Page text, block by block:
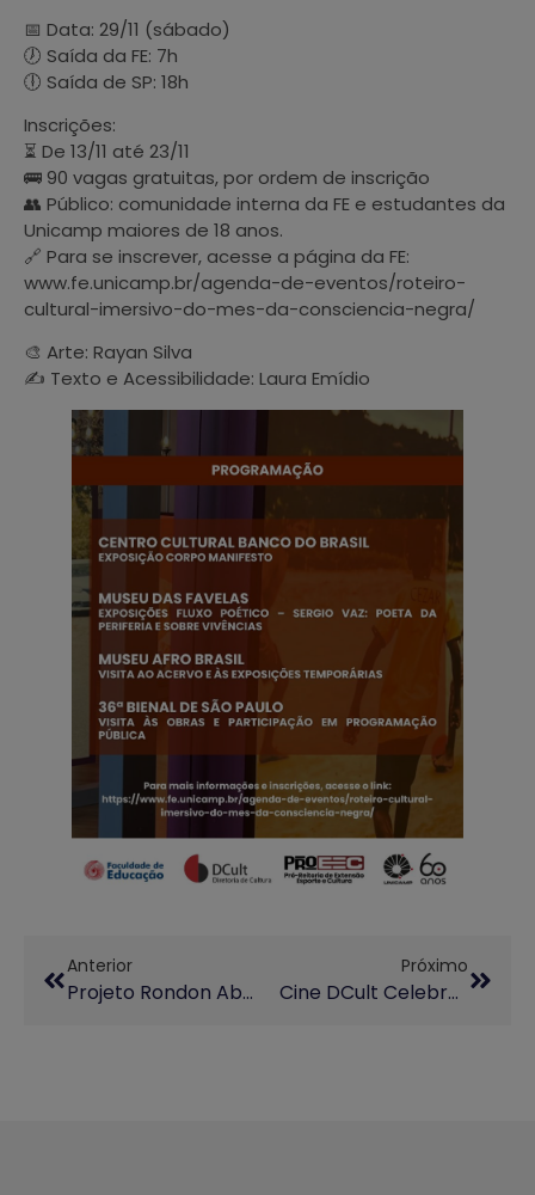
📅 Data: 29/11 (sábado)
🕖 Saída da FE: 7h
🕕 Saída de SP: 18h
Inscrições:
⏳ De 13/11 até 23/11
🚌 90 vagas gratuitas, por ordem de inscrição
👥 Público: comunidade interna da FE e estudantes da
Unicamp maiores de 18 anos.
🔗 Para se inscrever, acesse a página da FE:
www.fe.unicamp.br/agenda-de-eventos/roteiro-
cultural-imersivo-do-mes-da-consciencia-negra/
🎨 Arte: Rayan Silva
✍️ Texto e Acessibilidade: Laura Emídio
Anterior
Projeto Rondon Abre Inscrições Para A Operação Carmibó
Próximo
Cine DCult Celebra O Mês Da Consciência Negra Com Curtas E Debate Na Casa Do Lago